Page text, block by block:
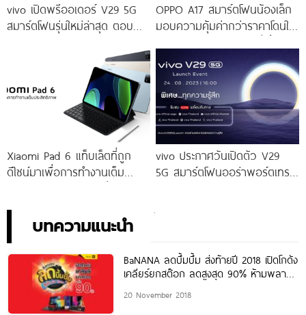
vivo เปิดพรีออเดอร์ V29 5G
สมาร์ตโฟนรุ่นใหม่ล่าสุด ตอบ
ราคาเริ่มต้นเพียง 14,999 บาท
จัดเต็มกับโปรโมชันพิเศษก่อนใคร
OPPO A17 สมาร์ตโฟนน้องเล็ก
มอบความคุ้มค่ากว่าราคาโดนใจ
ราคาใหม่เพียง 4,599 บาท
เท่านั้น!
Xiaomi Pad 6 แท็บเล็ตที่ถูก
ดีไซน์มาเพื่อการทำงานเต็ม
vivo ประกาศวันเปิดตัว V29
5G สมาร์ตโฟนออร่าพอร์ตเทร
บทความแนะนำ
BaNANA ลดบึ้มบึ้ม ส่งท้ายปี 2018 เปิดโกดัง
เคลียร์ยกสต๊อก ลดสูงสุด 90% ห้ามพลาด!
20 November 2018